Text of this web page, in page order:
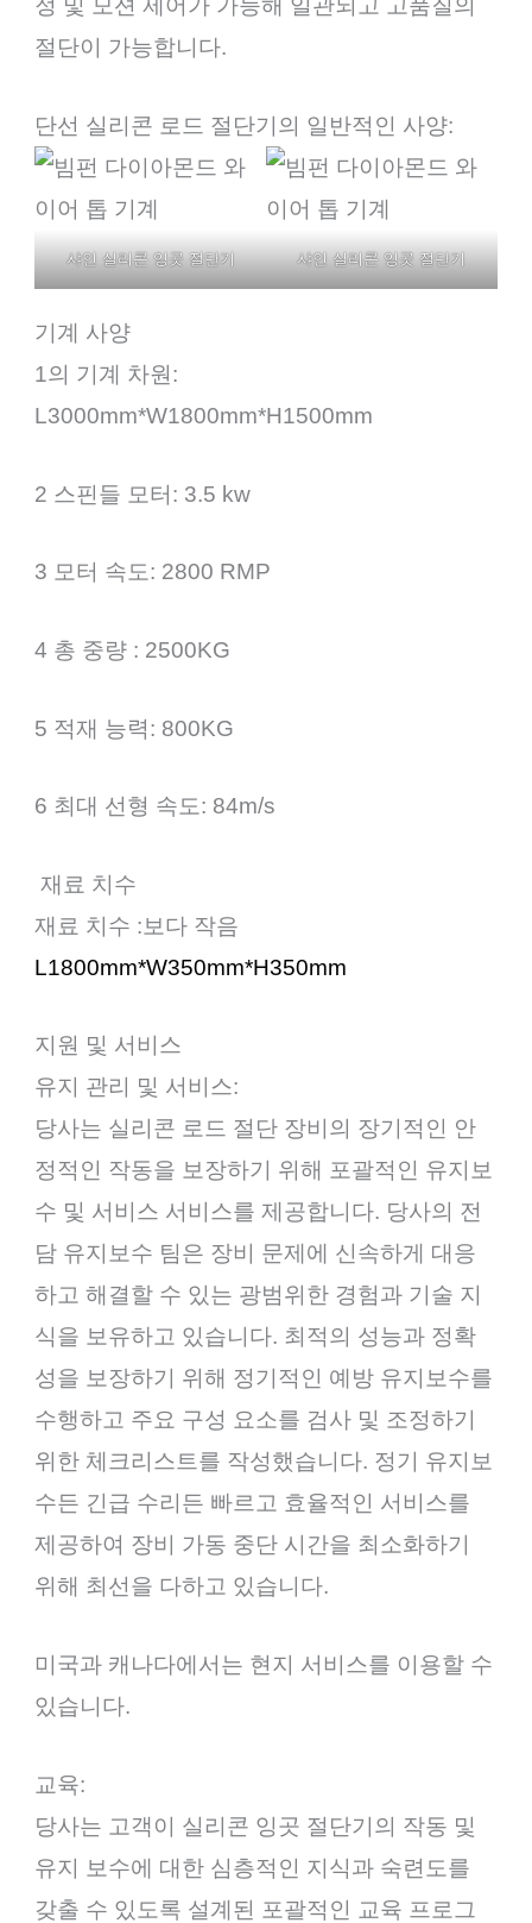
정 및 모션 제어가 가능해 일관되고 고품질의
절단이 가능합니다.
단선 실리콘 로드 절단기의 일반적인 사양:
샤인 실리콘 잉곳 절단기 샤인 실리콘 잉곳 절단기
기계 사양
1의 기계 차원:
L3000mm*W1800mm*H1500mm
2 스핀들 모터: 3.5 kw
3 모터 속도: 2800 RMP
4 총 중량 : 2500KG
5 적재 능력: 800KG
6 최대 선형 속도: 84m/s
재료 치수
재료 치수 :보다 작음
L1800mm*W350mm*H350mm
지원 및 서비스
유지 관리 및 서비스:
당사는 실리콘 로드 절단 장비의 장기적인 안
정적인 작동을 보장하기 위해 포괄적인 유지보
수 및 서비스 서비스를 제공합니다. 당사의 전
담 유지보수 팀은 장비 문제에 신속하게 대응
하고 해결할 수 있는 광범위한 경험과 기술 지
식을 보유하고 있습니다. 최적의 성능과 정확
성을 보장하기 위해 정기적인 예방 유지보수를
수행하고 주요 구성 요소를 검사 및 조정하기
위한 체크리스트를 작성했습니다. 정기 유지보
수든 긴급 수리든 빠르고 효율적인 서비스를
제공하여 장비 가동 중단 시간을 최소화하기
위해 최선을 다하고 있습니다.
미국과 캐나다에서는 현지 서비스를 이용할 수
있습니다.
교육:
당사는 고객이 실리콘 잉곳 절단기의 작동 및
유지 보수에 대한 심층적인 지식과 숙련도를
갖출 수 있도록 설계된 포괄적인 교육 프로그